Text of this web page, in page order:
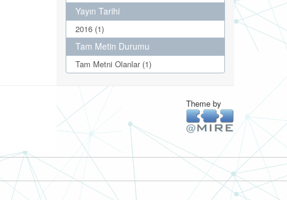
Yayın Tarihi
2016 (1)
Tam Metin Durumu
Tam Metni Olanlar (1)
Theme by